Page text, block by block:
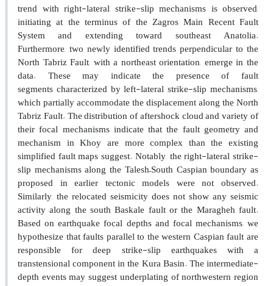
trend with right-lateral strike-slip mechanisms is observed,
initiating at the terminus of the Zagros Main Recent Fault
System and extending toward southeast Anatolia.
Furthermore, two newly identified trends perpendicular to the
North Tabriz Fault, with a northeast orientation, emerge in the
data. These may indicate the presence of fault
segments characterized by left-lateral strike-slip mechanisms,
which partially accommodate the displacement along the North
Tabriz Fault. The distribution of aftershock cloud and variety of
their focal mechanisms indicate that the fault geometry and
mechanism in Khoy are more complex than the existing
simplified fault maps suggest. Notably, the right-lateral strike-
slip mechanisms along the Talesh–South Caspian boundary as
proposed in earlier tectonic models were not observed.
Similarly, the relocated seismicity does not show any seismic
activity along the south Baskale fault or the Maragheh fault.
Based on earthquake focal depths and focal mechanisms, we
hypothesize that faults parallel to the western Caspian fault are
responsible for deep strike-slip earthquakes with a
transtensional component in the Kura Basin. The intermediate-
depth events may suggest underplating of northwestern region